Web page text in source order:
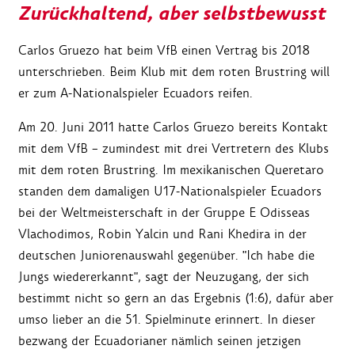
Zurückhaltend, aber selbstbewusst
Carlos Gruezo hat beim VfB einen Vertrag bis 2018
unterschrieben. Beim Klub mit dem roten Brustring will
er zum A-Nationalspieler Ecuadors reifen.
Am 20. Juni 2011 hatte Carlos Gruezo bereits Kontakt
mit dem VfB – zumindest mit drei Vertretern des Klubs
mit dem roten Brustring. Im mexikanischen Queretaro
standen dem damaligen U17-Nationalspieler Ecuadors
bei der Weltmeisterschaft in der Gruppe E Odisseas
Vlachodimos, Robin Yalcin und Rani Khedira in der
deutschen Juniorenauswahl gegenüber. "Ich habe die
Jungs wiedererkannt", sagt der Neuzugang, der sich
bestimmt nicht so gern an das Ergebnis (1:6), dafür aber
umso lieber an die 51. Spielminute erinnert. In dieser
bezwang der Ecuadorianer nämlich seinen jetzigen